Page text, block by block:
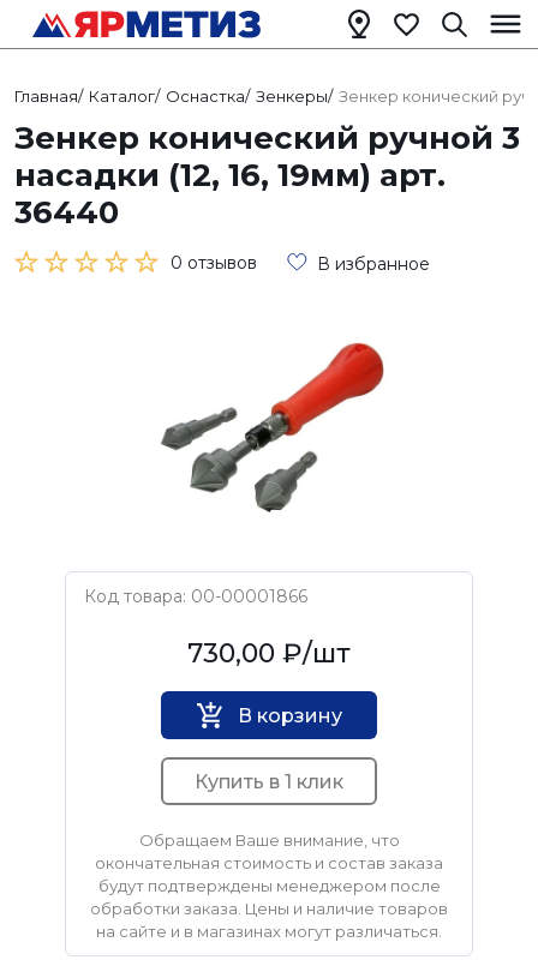
Главная/ Каталог/ Оснастка/ Зенкеры/ Зенкер конический
Зенкер конический ручной 3
насадки (12, 16, 19мм) арт.
36440
0 отзывов В избранное
Код товара: 00-00001866
730,00 ₽/шт
В корзину
Купить в 1 клик
Обращаем Ваше внимание, что
окончательная стоимость и состав заказа
будут подтверждены менеджером после
обработки заказа. Цены и наличие товаров
на сайте и в магазинах могут различаться.